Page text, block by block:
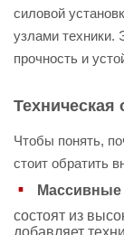
силовой
узлами техники.
прочность и
Техническая
Чтобы понять,
стоит обратить
состоят из
добавляет